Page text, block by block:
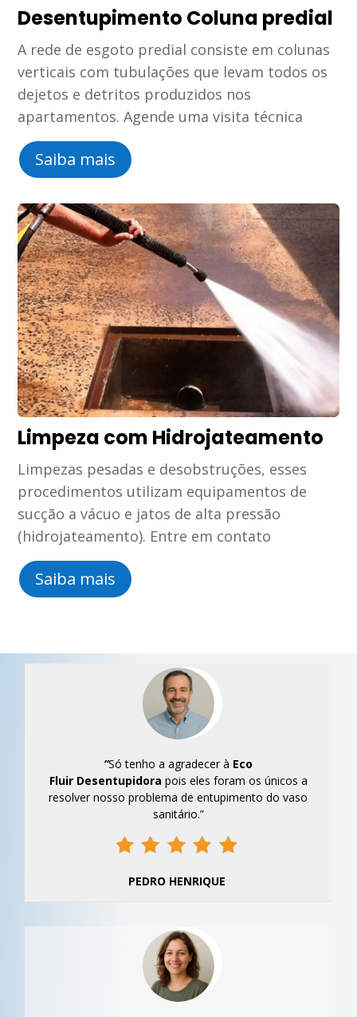
Desentupimento Coluna predial
A rede de esgoto predial consiste em colunas
verticais com tubulações que levam todos os
dejetos e detritos produzidos nos
apartamentos. Agende uma visita técnica
Saiba mais
Limpeza com Hidrojateamento
Limpezas pesadas e desobstruções, esses
procedimentos utilizam equipamentos de
sucção a vácuo e jatos de alta pressão
(hidrojateamento). Entre em contato
Saiba mais
“Só tenho a agradecer à Eco
FluirDesentupidora pois eles foram os únicos a
resolver nosso problema de entupimento do vaso
sanitário.”
PEDRO HENRIQUE